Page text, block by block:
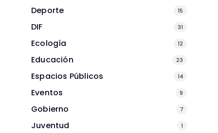
Deporte 15
DIF 31
Ecología 12
Educación 23
Espacios Públicos 14
Eventos 9
Gobierno 7
Juventud 1